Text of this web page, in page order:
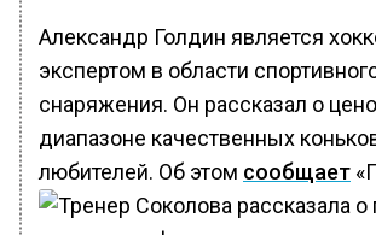
Александр Голдин является
экспертом в области
снаряжения. Он рассказал о
диапазоне качественных
любителей. Об этом сообщает